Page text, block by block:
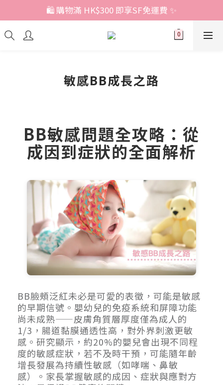
🛍️ 購物滿 HK$300 即享SF免運費 ✨
敏感BB成長之路
BB敏感問題全攻略：從
成因到症狀的全面解析
BB臉頰泛紅未必是可愛的表徵，可能是敏感
的早期信號。嬰幼兒的免疫系統和屏障功能
尚未成熟——皮膚角質層厚度僅為成人的
1/3，腸道黏膜通透性高，對外界刺激更敏
感。研究顯示，約20%的嬰兒會出現不同程
度的敏感症狀，若不及時干預，可能隨年齡
增長發展為持續性敏感（如哮喘、鼻敏
感）。家長掌握敏感的成因、症狀與應對方